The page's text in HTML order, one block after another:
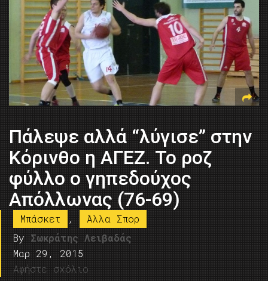
Πάλεψε αλλά “λύγισε” στην
Κόρινθο η ΑΓΕΖ. Το ροζ
φύλλο ο γηπεδούχος
Απόλλωνας (76-69)
Μπάσκετ ,
Άλλα Σπορ
By Σωκράτης Λειβαδάς
Μαρ 29, 2015
Αφήστε σχόλιο